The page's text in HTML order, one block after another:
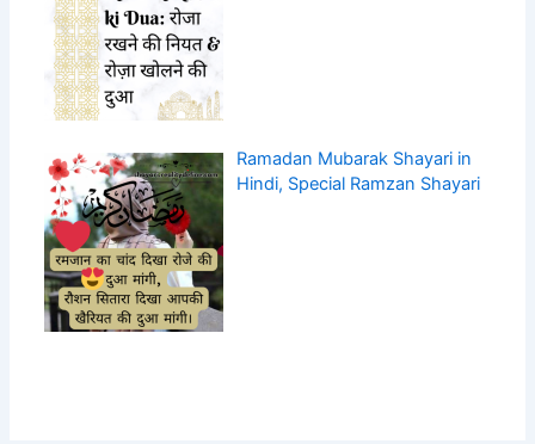
Ramadan Mubarak Shayari in
Hindi, Special Ramzan Shayari